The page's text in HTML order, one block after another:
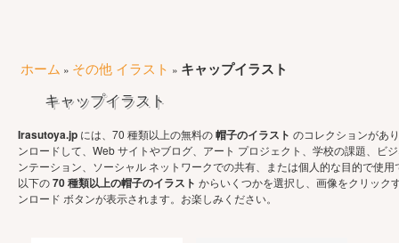
ホーム » その他 イラスト » キャップイラスト
キャップイラスト
Irasutoya.jp には、70 種類以上の無料の帽子のイラスト のコレクションがあ
ンロードして、Web サイトやブログ、アート プロジェクト、学校の課題、ビ
ンテーション、ソーシャル ネットワークでの共有、または個人的な目的で使用
以下の70 種類以上の帽子のイラスト からいくつかを選択し、画像をクリック
ンロード ボタンが表示されます。お楽しみください。